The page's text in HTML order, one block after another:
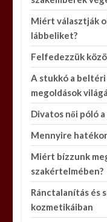
Miért választják
lábbeliket?
Felfedezzük
A stukkó a
megoldások
Divatos női póló
Mennyire
Miért bízzunk
szakértelmében?
Ránctalanítás és
kozmetikáiban